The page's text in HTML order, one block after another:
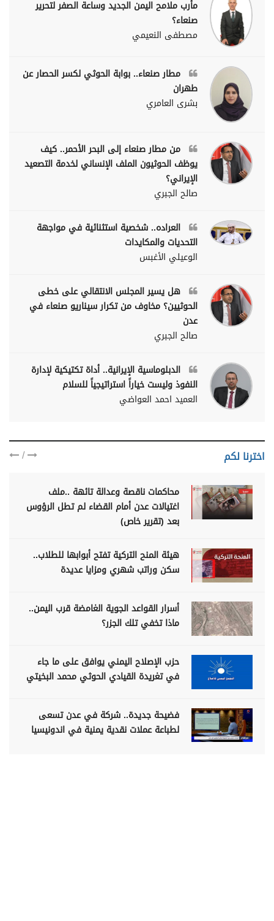
مأرب ملامح اليمن الجديد وساعة الصفر لتحرير
صنعاء؟
مصطفى النعيمي
مطار صنعاء.. بوابة الحوثي لكسر الحصار عن
طهران
بشرى العامري
من مطار صنعاء إلى البحر الأحمر.. كيف
يوظف الحوثيون الملف الإنساني لخدمة التصعيد
الإيراني؟
صالح الجبري
العراده.. شخصية استثنائية في مواجهة
التحديات والمكايدات
الوعيلي الأغبس
هل يسير المجلس الانتقالي على خطى
الحوثيين؟ مخاوف من تكرار سيناريو صنعاء في
عدن
صالح الجبري
الدبلوماسية الإيرانية.. أداة تكتيكية لإدارة
النفوذ وليست خياراً استراتيجياً للسلام
العميد احمد العواضي
اخترنا لكم /
محاكمات ناقصة وعدالة تائهة ..ملف
اغتيالات عدن أمام القضاء لم تطل الرؤوس
بعد (تقرير خاص)
هيئة المنح التركية تفتح أبوابها للطلاب..
سكن وراتب شهري ومزايا عديدة
أسرار القواعد الجوية الغامضة قرب اليمن..
ماذا تخفي تلك الجزر؟
حزب الإصلاح اليمني يوافق على ما جاء
في تغريدة القيادي الحوثي محمد البخيتي
فضيحة جديدة.. شركة في عدن تسعى
لطباعة عملات نقدية يمنية في اندونيسيا